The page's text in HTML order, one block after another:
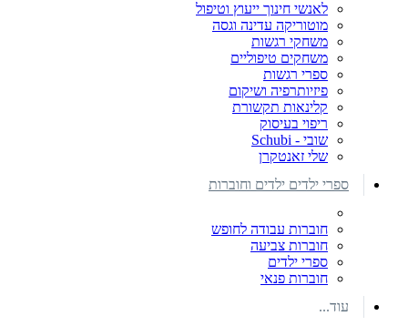
לאנשי חינוך ייעוץ וטיפול
מוטוריקה עדינה וגסה
משחקי רגשות
משחקים טיפוליים
ספרי רגשות
פיזיותרפיה ושיקום
קלינאות תקשורת
ריפוי בעיסוק
שובי - Schubi
שלי זאנטקרן
ספרי ילדים ילדים וחוברות
חוברות עבודה לחופש
חוברות צביעה
ספרי ילדים
חוברות פנאי
עוד...